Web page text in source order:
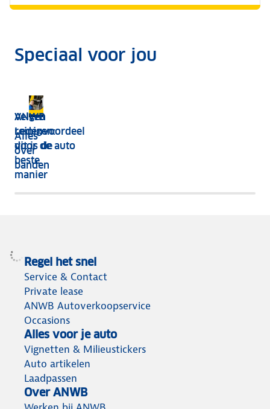
Speciaal voor jou
Tips en ANWB bandentests
Alles
over
banden
Velgen
reinigen:
dit is de
beste
manier
ANWB
Ledenvoordeel
voor de auto
Regel het snel
Service & Contact
Private lease
ANWB Autoverkoopservice
Occasions
Alles voor je auto
Vignetten & Milieustickers
Auto artikelen
Laadpassen
Over ANWB